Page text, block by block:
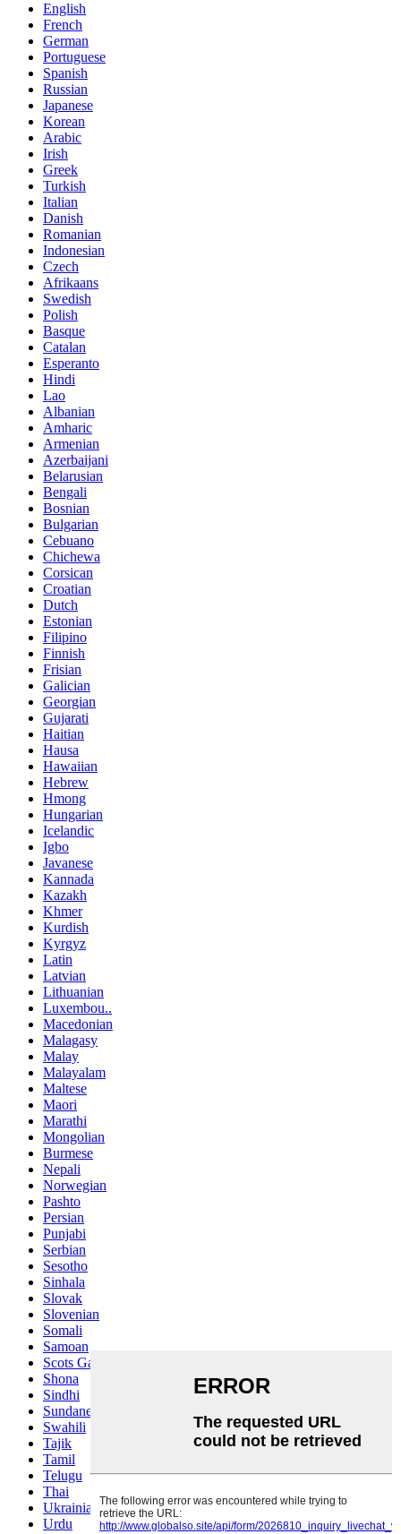
English
French
German
Portuguese
Spanish
Russian
Japanese
Korean
Arabic
Irish
Greek
Turkish
Italian
Danish
Romanian
Indonesian
Czech
Afrikaans
Swedish
Polish
Basque
Catalan
Esperanto
Hindi
Lao
Albanian
Amharic
Armenian
Azerbaijani
Belarusian
Bengali
Bosnian
Bulgarian
Cebuano
Chichewa
Corsican
Croatian
Dutch
Estonian
Filipino
Finnish
Frisian
Galician
Georgian
Gujarati
Haitian
Hausa
Hawaiian
Hebrew
Hmong
Hungarian
Icelandic
Igbo
Javanese
Kannada
Kazakh
Khmer
Kurdish
Kyrgyz
Latin
Latvian
Lithuanian
Luxembou..
Macedonian
Malagasy
Malay
Malayalam
Maltese
Maori
Marathi
Mongolian
Burmese
Nepali
Norwegian
Pashto
Persian
Punjabi
Serbian
Sesotho
Sinhala
Slovak
Slovenian
Somali
Samoan
Scots Gaelic
Shona
Sindhi
Sundanese
Swahili
Tajik
Tamil
Telugu
Thai
Ukrainian
Urdu